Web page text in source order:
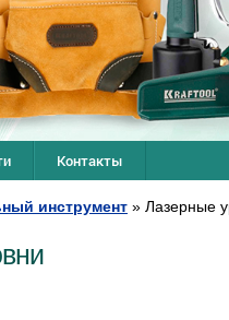
Контакты
инструмент » Лазерные